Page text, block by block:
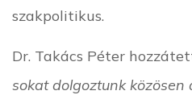
szakpolitikus.
Dr. Takács Péter
sokat dolgoztunk